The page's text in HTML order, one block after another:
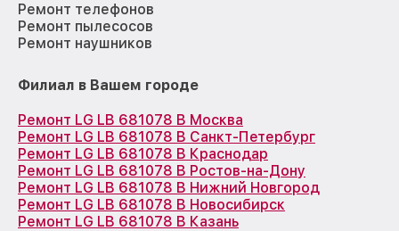
Ремонт телефонов
Ремонт пылесосов
Ремонт наушников
Филиал в Вашем городе
Ремонт LG LB 681078 B Москва
Ремонт LG LB 681078 B Санкт-Петербург
Ремонт LG LB 681078 B Краснодар
Ремонт LG LB 681078 B Ростов-на-Дону
Ремонт LG LB 681078 B Нижний Новгород
Ремонт LG LB 681078 B Новосибирск
Ремонт LG LB 681078 B Казань